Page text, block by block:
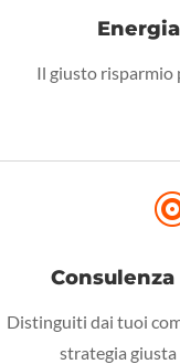
Il giusto risparmio
Distinguiti dai tuoi
strategia giusta